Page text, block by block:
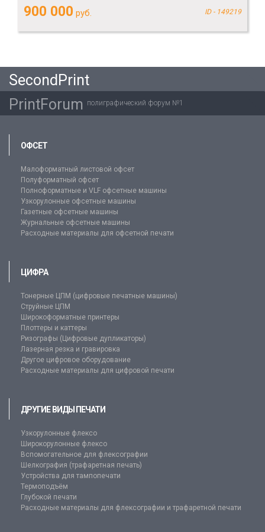
900 000 руб. ID - 149219
SecondPrint
PrintForum полиграфический форум №1
ОФСЕТ
Малоформатный листовой офсет
Полуформатный офсет
Полноформатные и VLF офсетные машины
Узкорулонные офсетные машины
Газетные офсетные машины
Журнальные офсетные машины
Расходные материалы для офсетной печати
ЦИФРА
Тонерные ЦПМ (цифровые печатные машины)
Струйные ЦПМ
Широкоформатные принтеры
Плоттеры и каттеры
Ризографы (Цифровые дупликаторы)
Лазерная резка и гравировка
Другое цифровое оборудование
Расходные материалы для цифровой печати
ДРУГИЕ ВИДЫ ПЕЧАТИ
Узкорулонные флексо
Широкорулонные флексо
Вспомогательное для флексографии
Шелкография (трафаретная печать)
Устройства для тампопечати
Термоподъём
Глубокой печати
Расходные материалы для флексографии и трафаретной печати